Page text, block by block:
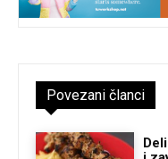
Povezani članci